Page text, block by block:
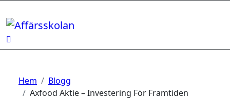
till
innehåll
Hem
Blogg
Axfood Aktie – Investering För Framtiden